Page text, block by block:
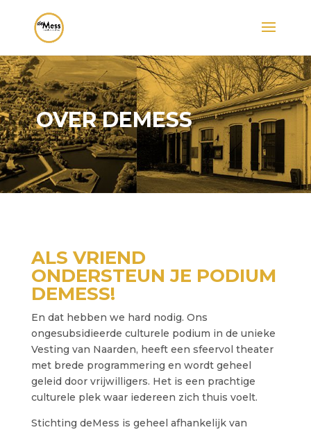
OVER DEMESS
ALS VRIEND
ONDERSTEUN JE PODIUM
DEMESS!
En dat hebben we hard nodig. Ons
ongesubsidieerde culturele podium in de unieke
Vesting van Naarden, heeft een sfeervol theater
met brede programmering en wordt geheel
geleid door vrijwilligers. Het is een prachtige
culturele plek waar iedereen zich thuis voelt.
Stichting deMess is geheel afhankelijk van